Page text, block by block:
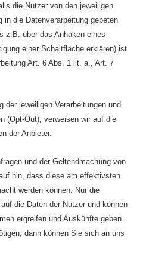
die Nutzer von den jeweiligen
in die Datenverarbeitung gebeten
z.B. über das Anhaken eines
einer Schaltfläche erklären) ist
Art. 6 Abs. 1 lit. a., Art. 7
der jeweiligen Verarbeitungen und
(Opt-Out), verweisen wir auf die
der Anbieter.
und der Geltendmachung von
hin, dass diese am effektivsten
werden können. Nur die
die Daten der Nutzer und können
ergreifen und Auskünfte geben.
dann können Sie sich an uns